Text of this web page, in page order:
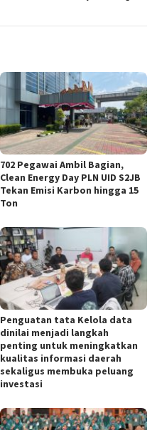
702 Pegawai Ambil Bagian,
Clean Energy Day PLN UID S2JB
Tekan Emisi Karbon hingga 15
Ton
Penguatan tata Kelola data
dinilai menjadi langkah
penting untuk meningkatkan
kualitas informasi daerah
sekaligus membuka peluang
investasi